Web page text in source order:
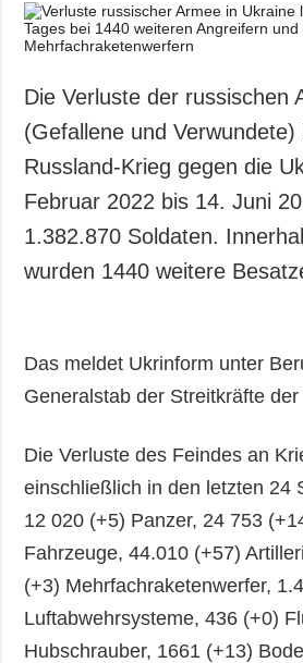
Die Verluste der russischen
(Gefallene und Verwundete)
Russland-Krieg gegen die
Februar 2022 bis 14. Juni
1.382.870 Soldaten.
wurden 1440 weitere
Das meldet Ukrinform unter
Generalstab der Streitkräfte
Die Verluste des Feindes an
einschließlich in den letzten 24
12 020 (+5) Panzer, 24 753
Fahrzeuge, 44.010 (+57)
(+3) Mehrfachraketenwerfer,
Luftabwehrsysteme, 436 (+0)
Hubschrauber, 1661 (+13)